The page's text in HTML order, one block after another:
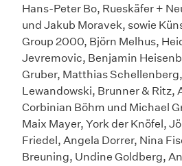
Hans-Peter Bo, Rueskäfer +
und Jakub Moravek, sowie
Group 2000, Björn Melhus,
Jevremovic, Benjamin
Gruber, Matthias
Lewandowski, Brunner & Ritz,
Corbinian Böhm und Michael
Maix Mayer, York der Knöfel,
Friedel, Angela Dorrer, Nina
Breuning, Undine Goldberg,